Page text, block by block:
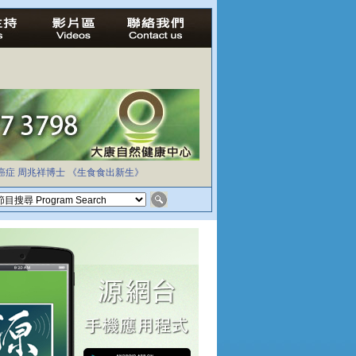
症 周兆祥博士 《生食食出新生》